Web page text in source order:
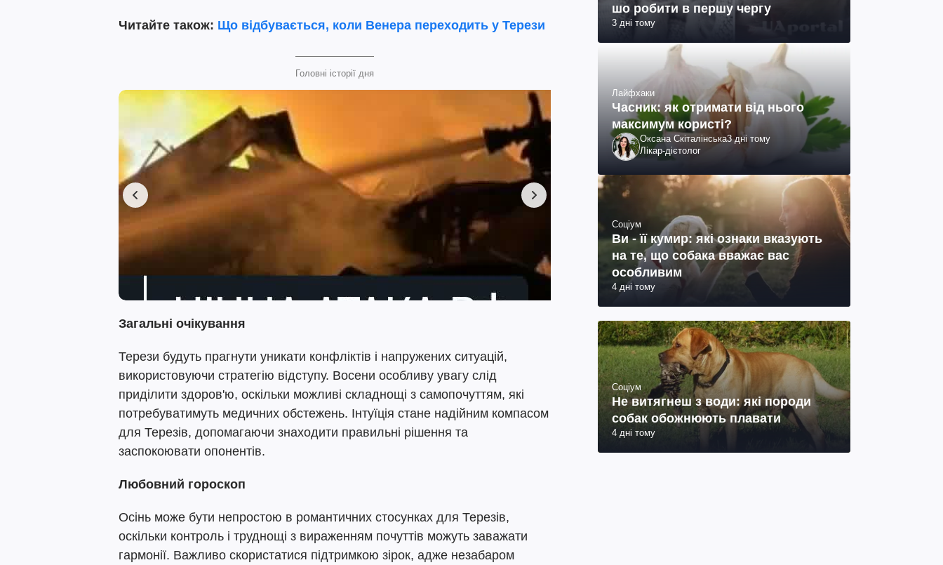
Читайте також: Що відбувається, коли Венера переходить у Терези
Головні історії дня
Загальні очікування
Терези будуть прагнути уникати конфліктів і напружених ситуацій,
використовуючи стратегію відступу. Восени особливу увагу слід
приділити здоров'ю, оскільки можливі складнощі з самопочуттям, які
потребуватимуть медичних обстежень. Інтуїція стане надійним компасом
для Терезів, допомагаючи знаходити правильні рішення та
заспокоювати опонентів.
Любовний гороскоп
Осінь може бути непростою в романтичних стосунках для Терезів,
оскільки контроль і труднощі з вираженням почуттів можуть заважати
гармонії. Важливо скористатися підтримкою зірок, адже незабаром
шо робити в першу чергу
3 дні тому
Лайфхаки
Часник: як отримати від нього
максимум користі?
Оксана Скіталінська3 дні тому
Лікар-дієтолог
Соціум
Ви - її кумир: які ознаки вказують
на те, що собака вважає вас
особливим
4 дні тому
Соціум
Не витягнеш з води: які породи
собак обожнюють плавати
4 дні тому